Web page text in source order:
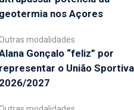
geotermia nos Açores
modalidades
Gonçalo “feliz” por
representar o União
2026/2027